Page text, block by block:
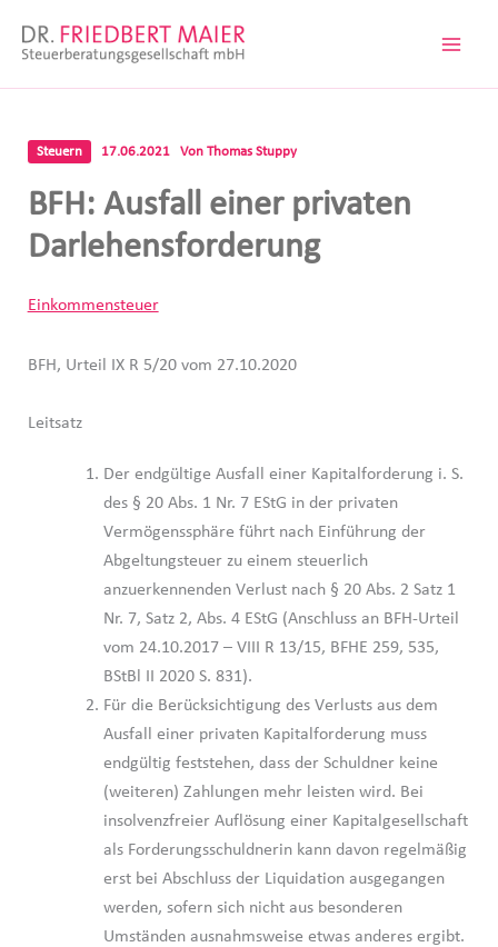
Inhalt
Steuern 17.06.2021 Von Thomas Stuppy
BFH: Ausfall einer privaten
Darlehensforderung
Einkommensteuer
BFH, Urteil IX R 5/20 vom 27.10.2020
Leitsatz
Der endgültige Ausfall einer Kapitalforderung i. S.
des § 20 Abs. 1 Nr. 7 EStG in der privaten
Vermögenssphäre führt nach Einführung der
Abgeltungsteuer zu einem steuerlich
anzuerkennenden Verlust nach § 20 Abs. 2 Satz 1
Nr. 7, Satz 2, Abs. 4 EStG (Anschluss an BFH-Urteil
vom 24.10.2017 – VIII R 13/15, BFHE 259, 535,
BStBl II 2020 S. 831).
Für die Berücksichtigung des Verlusts aus dem
Ausfall einer privaten Kapitalforderung muss
endgültig feststehen, dass der Schuldner keine
(weiteren) Zahlungen mehr leisten wird. Bei
insolvenzfreier Auflösung einer Kapitalgesellschaft
als Forderungsschuldnerin kann davon regelmäßig
erst bei Abschluss der Liquidation ausgegangen
werden, sofern sich nicht aus besonderen
Umständen ausnahmsweise etwas anderes ergibt.